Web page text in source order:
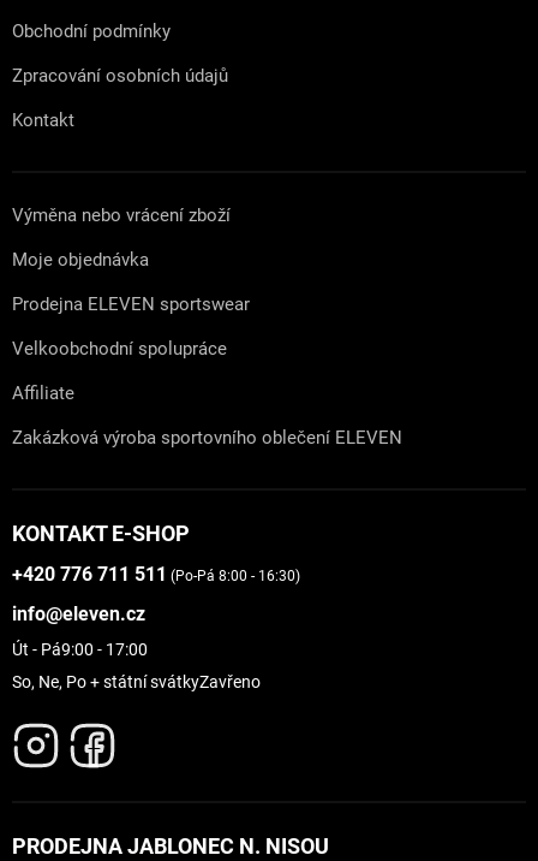
Obchodní podmínky
Zpracování osobních údajů
Kontakt
Výměna nebo vrácení zboží
Moje objednávka
Prodejna ELEVEN sportswear
Velkoobchodní spolupráce
Affiliate
Zakázková výroba sportovního oblečení ELEVEN
KONTAKT E-SHOP
+420 776 711 511 (Po-Pá 8:00 - 16:30)
info@eleven.cz
Út - Pá9:00 - 17:00
So, Ne, Po + státní svátkyZavřeno
PRODEJNA JABLONEC N. NISOU